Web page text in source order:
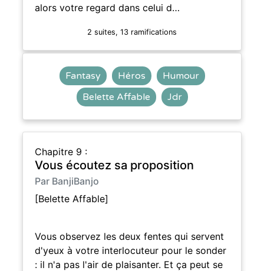
alors votre regard dans celui d…
2 suites, 13 ramifications
Fantasy Héros
Humour
Belette Affable
Jdr
Chapitre 9 :
Vous écoutez sa proposition
Par BanjiBanjo
[Belette Affable]
Vous observez les deux fentes qui servent
d'yeux à votre interlocuteur pour le sonder
: il n'a pas l'air de plaisanter. Et ça peut se